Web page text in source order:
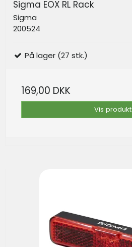
Sigma EOX RL Rack
Sigma
200524
På lager (27 stk.)
169,00 DKK
Vis produkt